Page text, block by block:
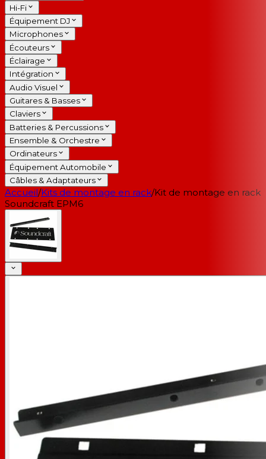
Hi-Fi
Équipement DJ
Microphones
Écouteurs
Éclairage
Intégration
Audio Visuel
Guitares & Basses
Claviers
Batteries & Percussions
Ensemble & Orchestre
Ordinateurs
Équipement Automobile
Câbles & Adaptateurs
Accueil/Kits de montage en rack/Kit de montage en rack
Soundcraft EPM6